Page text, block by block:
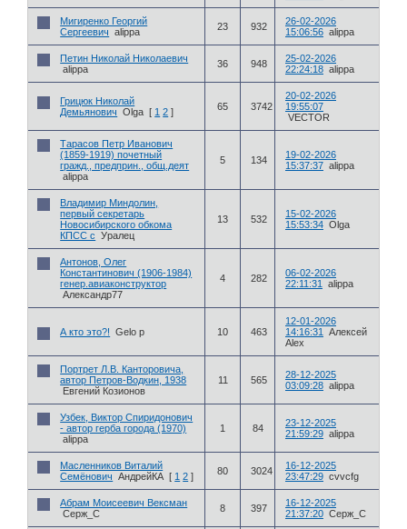
Мигиренко Георгий
Сергеевич
alippa 23 932
26-02-2026
15:06:56 alippa
Петин Николай Николаевич
alippa
36 948
25-02-2026
22:24:18 alippa
Грицюк Николай
Демьянович
Olga [ 1 2 ] 65 3742
20-02-2026
19:55:07
VECTOR
Тарасов Петр Иванович
(1859-1919) почетный
гражд., предприн., общ.деят
alippa
5 134
19-02-2026
15:37:37 alippa
Владимир Миндолин,
первый секретарь
Новосибирского обкома
КПСС с
Уралец
13 532
15-02-2026
15:53:34 Olga
Антонов, Олег
Константинович (1906-1984)
генер.авиаконструктор
Александр77
4 282
06-02-2026
22:11:31
alippa
А кто это?! Gelo p 10 463
12-01-2026
14:16:31
Алексей
Alex
Портрет Л.В. Канторовича,
автор Петров-Водкин, 1938
Евгений Козионов
11 565
28-12-2025
03:09:28 alippa
Узбек, Виктор Спиридонович
- автор герба города (1970)
alippa
1 84
23-12-2025
21:59:29 alippa
Масленников Виталий
Семёнович
АндрейКА [ 1 2 ] 80 3024
16-12-2025
23:47:29 cvvcfg
Абрам Моисеевич Вексман
Серж_С
8 397
16-12-2025
21:37:20 Серж_С